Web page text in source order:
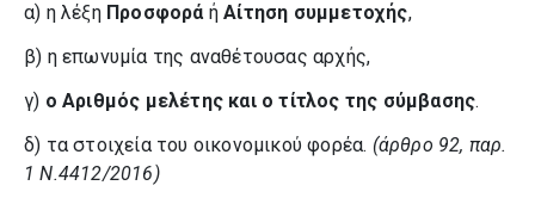
α) η λέξη ΠροσφοράήΑίτηση συμμετοχής,
β) η επωνυμία της αναθέτουσας αρχής,
γ) ο Αριθμός μελέτης και ο τίτλος της σύμβασης.
δ) τα στοιχεία του οικονομικού φορέα. (άρθρο 92, παρ.
1 Ν.4412/2016)